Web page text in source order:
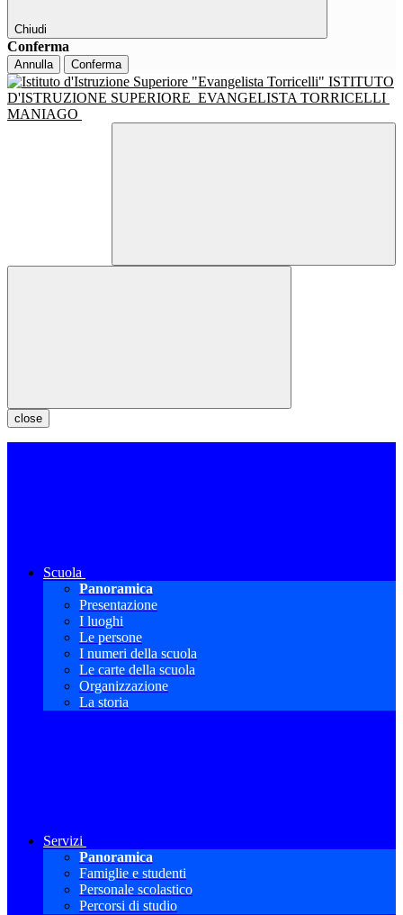
Chiudi
Conferma
Annulla Conferma
ISTITUTO
D'ISTRUZIONE SUPERIORE EVANGELISTA TORRICELLI
MANIAGO
close
Scuola
Panoramica
Presentazione
I luoghi
Le persone
I numeri della scuola
Le carte della scuola
Organizzazione
La storia
Servizi
Panoramica
Famiglie e studenti
Personale scolastico
Percorsi di studio